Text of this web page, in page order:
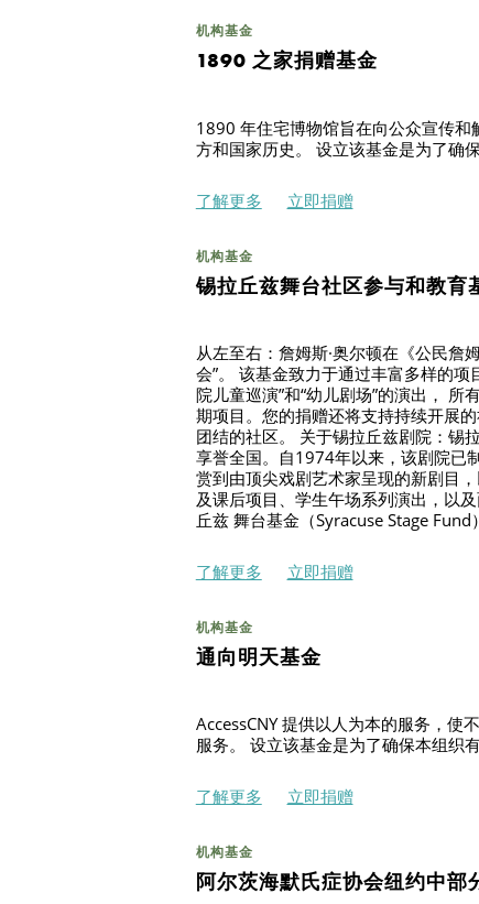
机构基金
1890 之家捐赠基金
1890 年住宅博物馆旨在向公众宣传
方和国家历史。 设立该基金是为了确
了解更多 立即捐赠
机构基金
锡拉丘兹舞台社区参与和教育
从左至右：詹姆斯·奥尔顿在《公民詹
会”。 该基金致力于通过丰富多样的
院儿童巡演”和“幼儿剧场”的演出，
期项目。您的捐赠还将支持持续开展
团结的社区。 关于锡拉丘兹剧院：锡
享誉全国。自1974年以来，该剧院已
赏到由顶尖戏剧艺术家呈现的新剧目
及课后项目、学生午场系列演出，以
丘兹 舞台基金（Syracuse Stage
了解更多 立即捐赠
机构基金
通向明天基金
AccessCNY 提供以人为本的服务，使
服务。 设立该基金是为了确保本组织
了解更多 立即捐赠
机构基金
阿尔茨海默氏症协会纽约中部